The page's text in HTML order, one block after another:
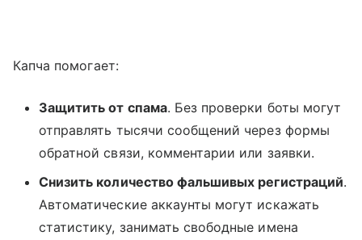
Капча помогает:
Защитить от спама. Без проверки боты могут
отправлять тысячи сообщений через формы
обратной связи, комментарии или заявки.
Снизить количество фальшивых регистраций.
Автоматические аккаунты могут искажать
статистику, занимать свободные имена